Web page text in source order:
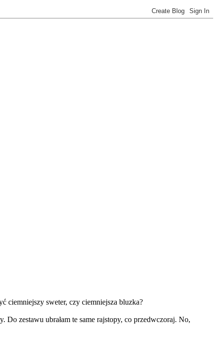
ciemniejszy sweter, czy ciemniejsza bluzka?
Do zestawu ubrałam te same rajstopy, co przedwczoraj. No,